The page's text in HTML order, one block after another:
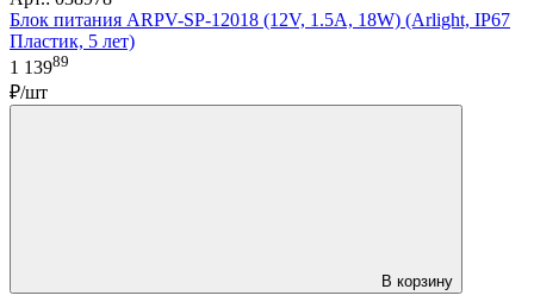
Блок питания ARPV-SP-12018 (12V, 1.5A, 18W) (Arlight, IP67
Пластик, 5 лет)
1 13989
₽/шт
В корзину